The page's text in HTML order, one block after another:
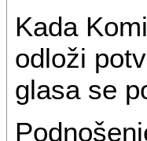
Kada
odloži
glasa se